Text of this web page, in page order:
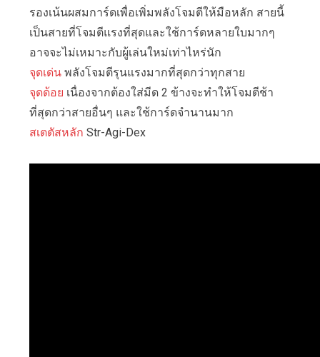
รองเน้นผสมการ์ดเพื่อเพิ่มพลังโจมตีให้มือหลัก สายนี้
เป็นสายที่โจมตีแรงที่สุดและใช้การ์ดหลายใบมากๆ
อาจจะไม่เหมาะกับผู้เล่นใหม่เท่าไหร่นัก
จุดเด่นพลังโจมตีรุนแรงมากที่สุดกว่าทุกสาย
จุดด้อย เนื่องจากต้องใส่มีด 2 ข้างจะทำให้โจมตีช้า
ที่สุดกว่าสายอื่นๆ และใช้การ์ดจำนานมาก
สเตตัสหลัก Str-Agi-Dex